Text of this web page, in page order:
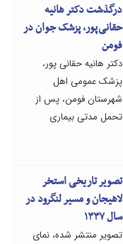
درگذشت دکتر هانیه
حقانی‌پور، پزشک جوان در
فومن
دکتر هانیه حقانی پور،
پزشک عمومی اهل
شهرستان فومن، پس از
تحمل مدتی بیماری
تصویر تاریخی استخر
لاهیجان و مسیر لنگرود در
سال ۱۳۳۷
تصویر منتشر شده، نمای